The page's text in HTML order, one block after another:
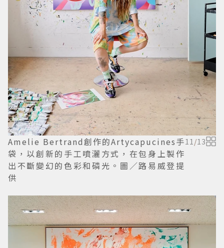
Amelie Bertrand創作的Artycapucines手
袋，以創新的手工噴灑方式，在包身上製作
出不斷變幻的色彩和磷光。圖／路易威登提
供
11 /13